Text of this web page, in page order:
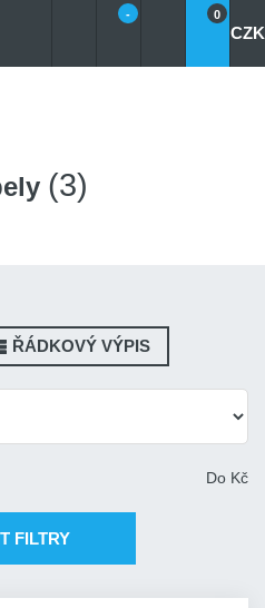
- 0
CZK
(3)
ŘÁDKOVÝ VÝPIS
Do Kč
FILTRY